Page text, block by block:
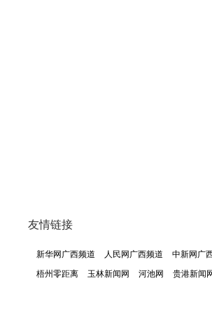
友情链接
新华网广西频道 人民网广西频道 中新网广
梧州零距离
玉林新闻网 河池网 贵港新闻